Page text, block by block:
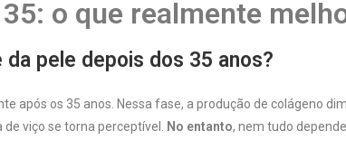
o que realmente
pele depois dos 35 anos?
após os 35 anos. Nessa fase, a produção de colágeno
viço se torna perceptível.
No entanto, nem tudo